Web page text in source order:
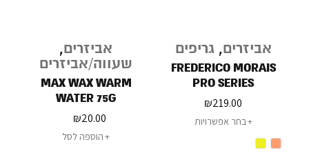
אביזרים, גריפים
FREDERICO MORAIS
PRO SERIES
₪219.00
בחר אפשרויות
אביזרים,
שעווה/אביזרים
MAX WAX WARM
WATER 75G
₪20.00
הוספה לסל